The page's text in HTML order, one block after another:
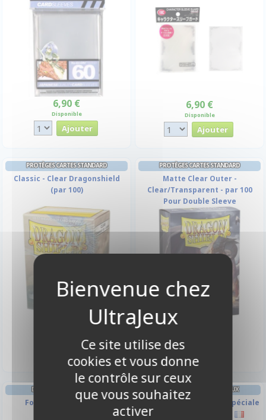
6,90 €
Disponible
6,90 €
Disponible
PROTÈGES CARTES STANDARD
Classic - Clear Dragonshield
(par 100)
PROTÈGES CARTES STANDARD
Matte Clear Outer -
Clear/Transparent - par 100
Pour Double Sleeve
DECK BOX ET RANGEMENT
Fourtress 320+ - Clear
PROTÈGES CARTES SPÉCIAUX
Protèges Cartes Taille Spéciale
Ce site utilise des
cookies et vous donne
le contrôle sur ceux
que vous souhaitez
activer